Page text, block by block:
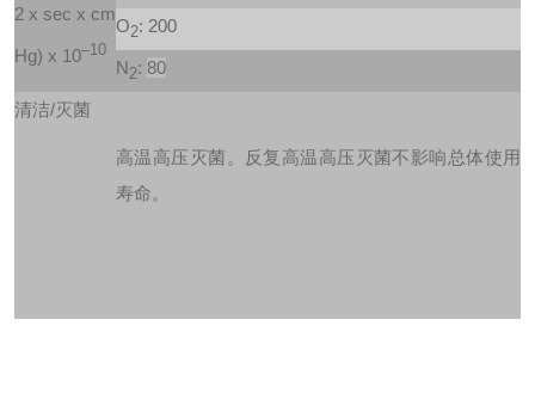
2 x sec x cm
Hg) x 10–10
O2: 200
N2: 80
清洁/灭菌
高温高压灭菌。反复高温高压灭菌不影响总体使用
寿命。